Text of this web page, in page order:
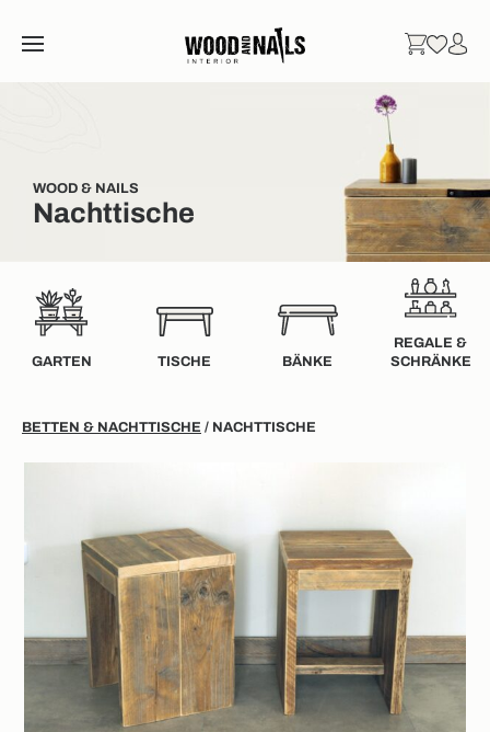
WOOD & NAILS
Nachttische
GARTEN TISCHE BÄNKE
REGALE &
SCHRÄNKE
BETTEN & NACHTTISCHE / NACHTTISCHE